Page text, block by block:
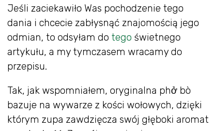
Jeśli zaciekawiło Was pochodzenie tego
dania i chcecie zabłysnąć znajomością jego
odmian, to odsyłam do tego świetnego
artykułu, a my tymczasem wracamy do
przepisu.
Tak, jak wspomniałem, oryginalna phở bò
bazuje na wywarze z kości wołowych, dzięki
którym zupa zawdzięcza swój głęboki aromat